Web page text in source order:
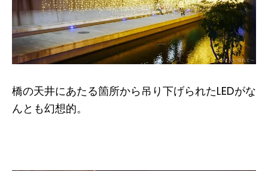
橋の天井にあたる箇所から吊り下げられたLEDがな
んとも幻想的。